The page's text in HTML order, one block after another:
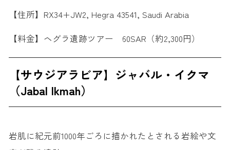
【住所】RX34+JW2, Hegra 43541, Saudi Arabia
【料金】ヘグラ遺跡ツアー 60SAR（約2,300円）
【サウジアラビア】ジャバル・イクマ
（Jabal Ikmah）
岩肌に紀元前1000年ごろに描かれたとされる岩絵や文